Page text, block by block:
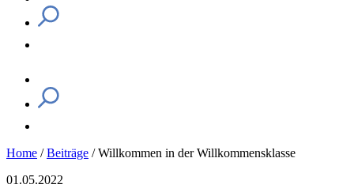
Home /Beiträge /Willkommen in der Willkommensklasse
01.05.2022